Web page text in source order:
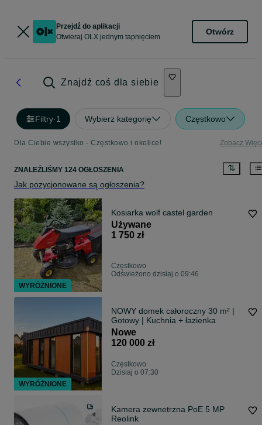
Przejdź do aplikacji
Otwieraj OLX jednym tapnięciem
Otwórz
Znajdź coś dla siebie
Filtry·1 Wybierz kategorię Częstkowo
Dla Ciebie wszystko - Częstkowo i okolice! Zobacz
ZNALEŹLIŚMY 124 OGŁOSZENIA
Jak pozycjonowane są ogłoszenia?
Kosiarka wolf castel garden
Używane
1 750 zł
Częstkowo
Odświeżono dzisiaj o 09:46
NOWY domek całoroczny 30 m² |
Gotowy | Kuchnia + łazienka
Nowe
120 000 zł
Częstkowo
Dzisiaj o 07:30
Kamera zewnetrzna PoE 5 MP
Reolink
WYRÓŻNIONE
WYRÓŻNIONE